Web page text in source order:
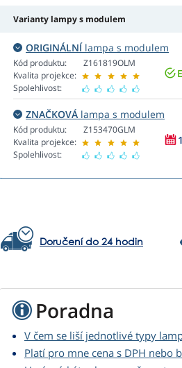
Varianty lampy s modulem
ORIGINÁLNÍlampa s modulem
Kód produktu:
Kvalita projekce:
Spolehlivost:
Z161819OLM
ZNAČKOVÁ lampa s modulem
Kód produktu:
Kvalita projekce:
Spolehlivost:
Z153470GLM
Doručení do 24 hodin
Poradna
V čem se liší jednotlivé typy
Platí pro mne cena s DPH nebo